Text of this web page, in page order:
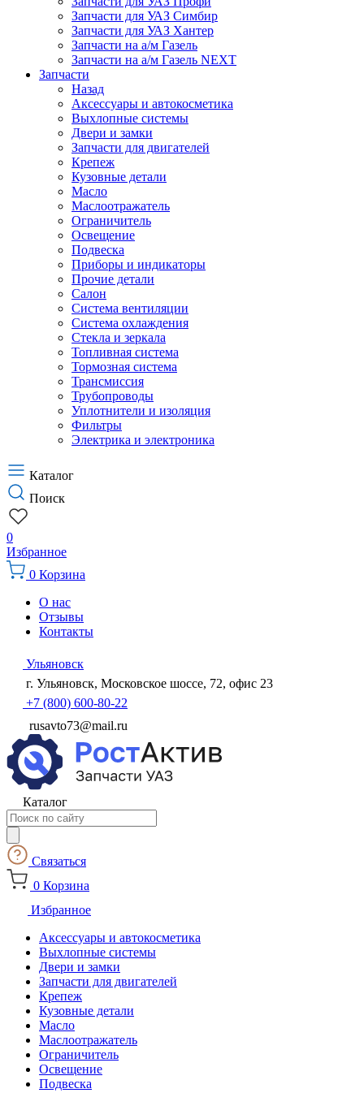
Запчасти для УАЗ Симбир
Запчасти для УАЗ Хантер
Запчасти на а/м Газель
Запчасти на а/м Газель NEXT
Запчасти
Назад
Аксессуары и автокосметика
Выхлопные системы
Двери и замки
Запчасти для двигателей
Крепеж
Кузовные детали
Масло
Маслоотражатель
Ограничитель
Освещение
Подвеска
Приборы и индикаторы
Прочие детали
Салон
Система вентиляции
Система охлаждения
Стекла и зеркала
Топливная система
Тормозная система
Трансмиссия
Трубопроводы
Уплотнители и изоляция
Фильтры
Электрика и электроника
Каталог
Поиск
0
Избранное
0 Корзина
О нас
Отзывы
Контакты
Ульяновск
г. Ульяновск, Московское шоссе, 72, офис 23
+7 (800) 600-80-22
rusavto73@mail.ru
Каталог
Поиск
товаров
Связаться
0 Корзина
Избранное
Аксессуары и автокосметика
Выхлопные системы
Двери и замки
Запчасти для двигателей
Крепеж
Кузовные детали
Масло
Маслоотражатель
Ограничитель
Освещение
Подвеска